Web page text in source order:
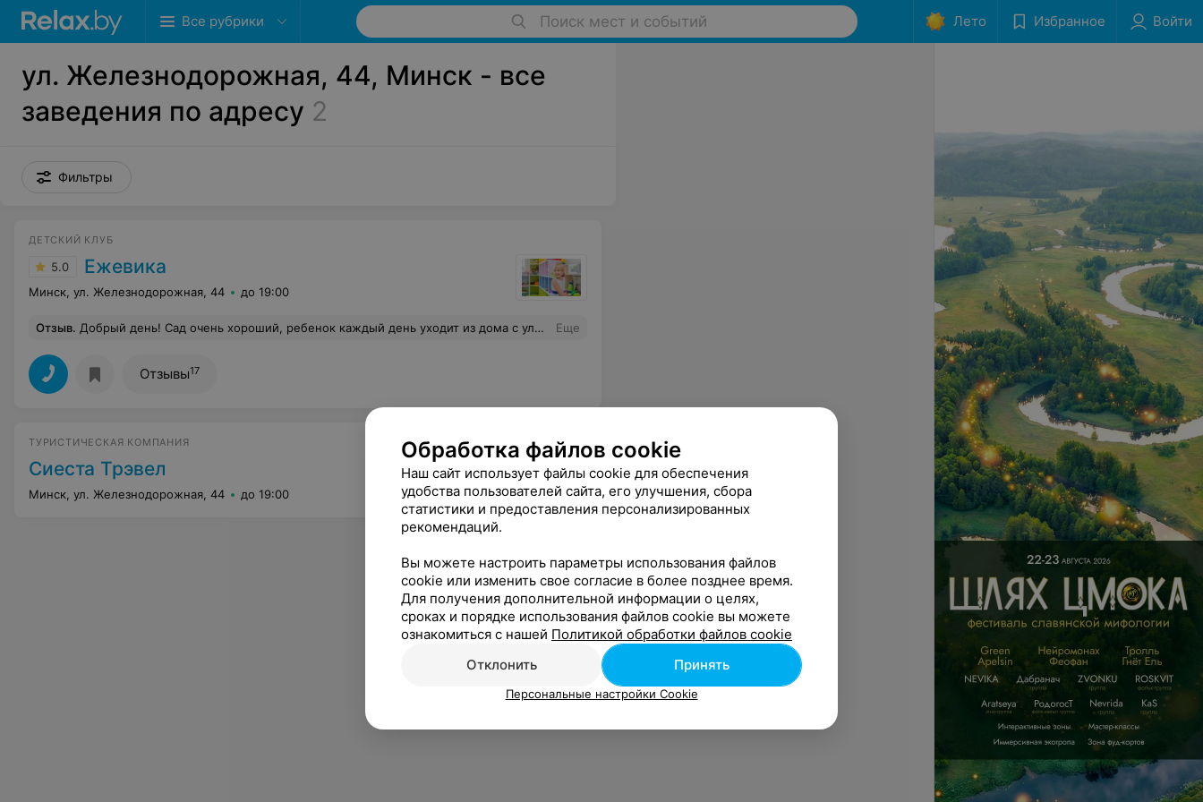
Все рубрики Поиск мест и событий Лето Избранное Войти
ул. Железнодорожная, 44, Минск - все
заведения по адресу 2
Фильтры
ДЕТСКИЙ КЛУБ
5.0 Ежевика
Минск, ул. Железнодорожная, 44 до 19:00
Отзыв. Добрый день! Сад очень хороший, ребенок каждый день уходит из дома с улыбкой и с такой же улыбкой возвращается, а это главное! Чтобы ребенку нравилось и было комфортно! Воспитатели квалифицированные и находят индивидуальный подход к каждому малышу. Рекомендую!!! Еще
Отзывы17
ТУРИСТИЧЕСКАЯ КОМПАНИЯ
Сиеста Трэвел
Минск, ул. Железнодорожная, 44 до 19:00
Обработка файлов cookie
Наш сайт использует файлы cookie для обеспечения
удобства пользователей сайта, его улучшения, сбора
статистики и предоставления персонализированных
рекомендаций.
Вы можете настроить параметры использования файлов
cookie или изменить свое согласие в более позднее время.
Для получения дополнительной информации о целях,
сроках и порядке использования файлов cookie вы можете
ознакомиться с нашей Политикой обработки файлов cookie
Отклонить
Принять
Персональные настройки Cookie